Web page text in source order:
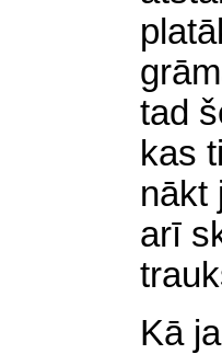
tad
kas
nākt
arī
Kā